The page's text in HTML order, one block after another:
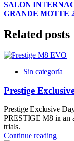
SALON
GRANDE MOTTE
Related posts
Sin categoría
Prestige
Prestige Exclusive
PRESTIGE M8 in an
trials.
Continue reading